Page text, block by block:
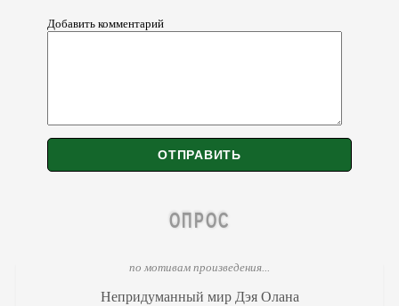
Добавить комментарий
ОПРОС
по мотивам произведения...
Непридуманный мир Дэя Олана